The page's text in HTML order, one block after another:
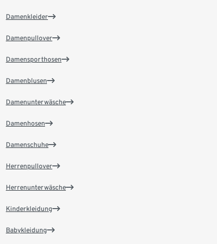
Damenkleider
Damenpullover
Damensporthosen
Damenblusen
Damenunterwäsche
Damenhosen
Damenschuhe
Herrenpullover
Herrenunterwäsche
Kinderkleidung
Babykleidung